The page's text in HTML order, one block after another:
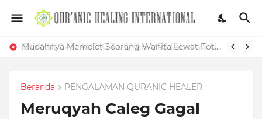
Mudahnya Memelet Seorang Wanita Lewat Foto di Facebook
Beranda PENGALAMAN QURANIC HEALER
Meruqyah Caleg Gagal